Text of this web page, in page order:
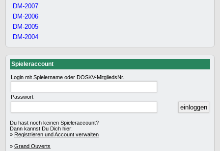
DM-2007
DM-2006
DM-2005
DM-2004
Spieleraccount
Login mit Spielername oder DOSKV-MitgliedsNr.
Passwort
Du hast noch keinen Spieleraccount?
Dann kannst Du Dich hier:
» Registrieren und Account verwalten
» Grand Ouverts